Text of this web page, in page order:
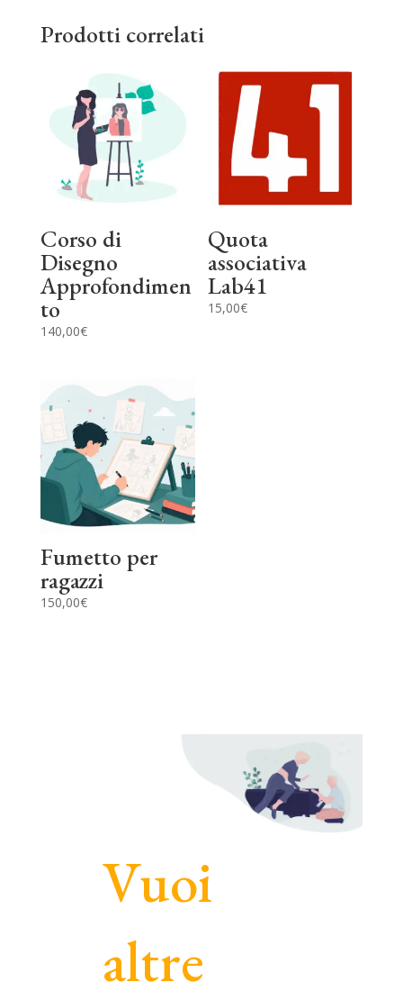
Prodotti correlati
Corso di
Disegno
Approfondimen
to
140,00€
Quota
associativa
Lab41
15,00€
Fumetto per
ragazzi
150,00€
Vuoi
altre